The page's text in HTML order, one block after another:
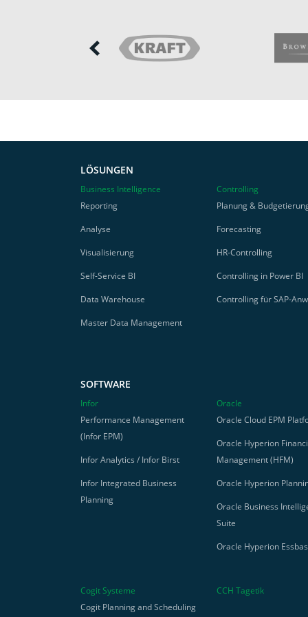
LÖSUNGEN
Business Intelligence
Reporting
Analyse
Visualisierung
Self-Service BI
Data Warehouse
Master Data Management
Controlling
Planung &
Forecasting
HR-Controlling
Controlling in Power BI
Controlling für SAP-
SOFTWARE
Infor
Performance Management
(Infor EPM)
Infor Analytics / Infor Birst
Infor Integrated Business
Planning
Oracle
Oracle Cloud EPM
Oracle Hyperion
Management (HFM)
Oracle Hyperion
Oracle Business
Suite
Oracle Hyperion
Cogit Systeme
Cogit Planning and Scheduling
CCH Tagetik